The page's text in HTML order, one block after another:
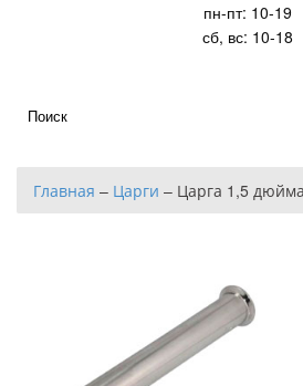
пн-пт: 10-19
сб, вс: 10-18
Главная – Царги – Царга 1,5